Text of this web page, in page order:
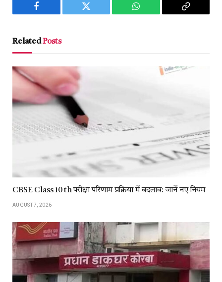
Facebook Twitter WhatsApp
Copy
RelatedPosts
CBSE Class 10 th परीक्षा परिणाम प्रक्रिया में बदलाव: जानें नए नियम
AUGUST 7, 2026